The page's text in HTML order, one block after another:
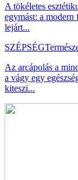
A tökéletes
egymást: a modern
lejárt...
SZÉPSÉG
Az arcápolás a
a vágy egy
kiteszi...